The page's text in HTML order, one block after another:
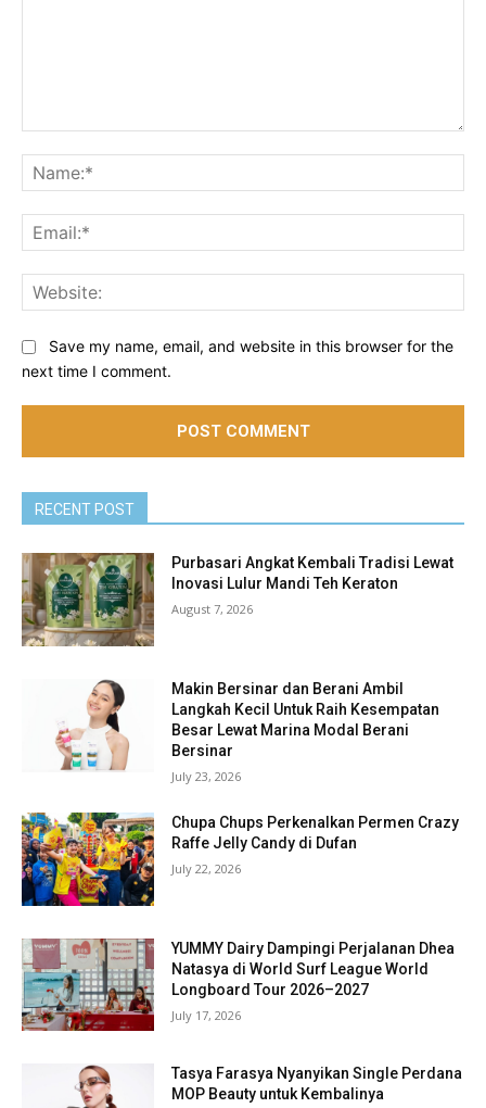
Save my name, email, and website in this browser for the
next time I comment.
RECENT POST
Purbasari Angkat Kembali Tradisi Lewat
Inovasi Lulur Mandi Teh Keraton
August 7, 2026
Makin Bersinar dan Berani Ambil
Langkah Kecil Untuk Raih Kesempatan
Besar Lewat Marina Modal Berani
Bersinar
July 23, 2026
Chupa Chups Perkenalkan Permen Crazy
Raffe Jelly Candy di Dufan
July 22, 2026
YUMMY Dairy Dampingi Perjalanan Dhea
Natasya di World Surf League World
Longboard Tour 2026–2027
July 17, 2026
Tasya Farasya Nyanyikan Single Perdana
MOP Beauty untuk Kembalinya